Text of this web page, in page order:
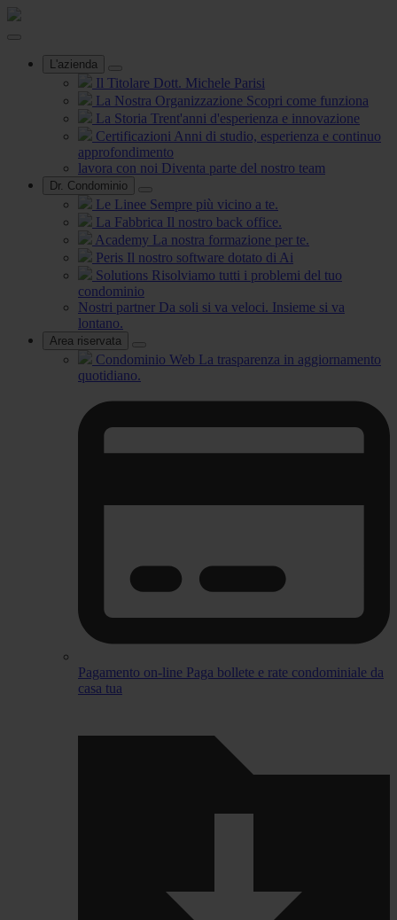
L'azienda
Il Titolare Dott. Michele Parisi
La Nostra Organizzazione Scopri come funziona
La Storia Trent'anni d'esperienza e innovazione
Certificazioni Anni di studio, esperienza e continuo
approfondimento
lavora con noi Diventa parte del nostro team
Dr. Condominio
Le Linee Sempre più vicino a te.
La Fabbrica Il nostro back office.
Academy La nostra formazione per te.
Peris Il nostro software dotato di Ai
Solutions Risolviamo tutti i problemi del tuo
condominio
Nostri partner Da soli si va veloci. Insieme si va
lontano.
Area riservata
Condominio Web La trasparenza in aggiornamento
quotidiano.
Pagamento on-line Paga bollete e rate condominiale da
casa tua